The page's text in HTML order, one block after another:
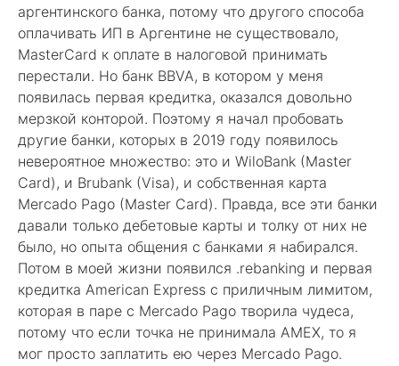
аргентинского банка, потому что другого способа
оплачивать ИП в Аргентине не существовало,
MasterCard к оплате в налоговой принимать
перестали. Но банк BBVA, в котором у меня
появилась первая кредитка, оказался довольно
мерзкой конторой. Поэтому я начал пробовать
другие банки, которых в 2019 году появилось
невероятное множество: это и WiloBank (Master
Card), и Brubank (Visa), и собственная карта
Mercado Pago (Master Card). Правда, все эти банки
давали только дебетовые карты и толку от них не
было, но опыта общения с банками я набирался.
Потом в моей жизни появился .rebanking и первая
кредитка American Express с приличным лимитом,
которая в паре с Mercado Pago творила чудеса,
потому что если точка не принимала AMEX, то я
мог просто заплатить ею через Mercado Pago.